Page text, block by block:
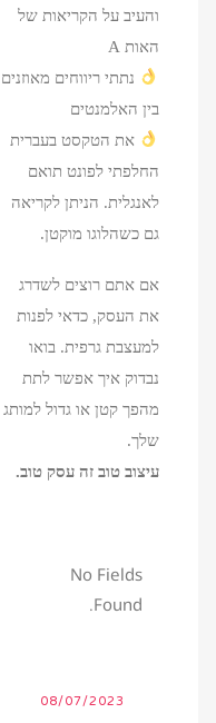
והעיב על הקריאות של
האות A
נתתי ריווחים מאוזנים
בין האלמנטים
את הטקסט בעברית
החלפתי לפונט תואם
לאנגלית. הניתן לקריאה
גם כשהלוגו מוקטן.
אם אתם רוצים לשדרג
את העסק, כדאי לפנות
למעצבת גרפית.בואו
נבדוק איך אפשר לתת
מהפך קטן או גדול למותג
שלך.
עיצוב טוב זה עסק טוב.
No Fields
Found.
08/07/2023